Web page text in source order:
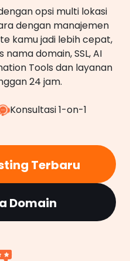
opsi multi lokasi
dengan manajemen
kamu jadi lebih cepat,
domain, SSL, AI
Tools dan layanan
24 jam.
Konsultasi 1-on-1
Terbaru
Domain